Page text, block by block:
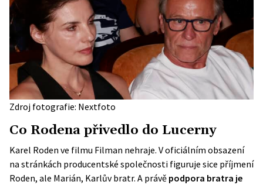
Zdroj fotografie: Nextfoto
Co Rodena přivedlo do Lucerny
Karel Roden ve filmu Filman nehraje. V oficiálním obsazení
na stránkách producentské společnosti figuruje sice příjmení
Roden, ale Marián, Karlův bratr. A právě podpora bratra je